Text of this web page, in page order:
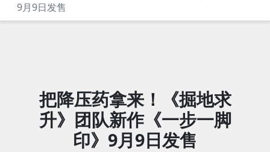
9月9日发售
把降压药拿来！《掘地求
升》团队新作《一步一脚
印》9月9日发售